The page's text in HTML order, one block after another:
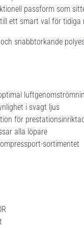
passform som
ett smart val för tidiga
snabbtorkande
i svagt ljus
för
alla löpare
sortimentet